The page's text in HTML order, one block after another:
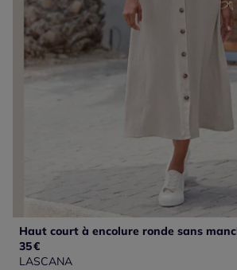
Haut court à encolure ronde sans
35€
LASCANA